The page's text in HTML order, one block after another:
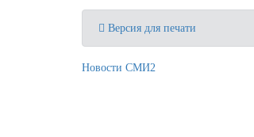
Версия для печати
Новости СМИ2